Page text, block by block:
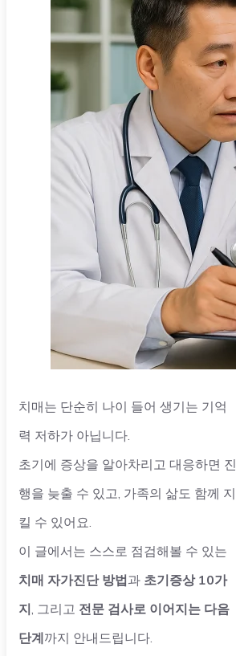
치매는 단순히 나이 들어 생기는 기억
력 저하가 아닙니다.
초기에 증상을 알아차리고 대응하면 진
행을 늦출 수 있고, 가족의 삶도 함께 지
킬 수 있어요.
이 글에서는 스스로 점검해볼 수 있는
치매 자가진단 방법과 초기증상 10가
지, 그리고 전문 검사로 이어지는 다음
단계까지 안내드립니다.